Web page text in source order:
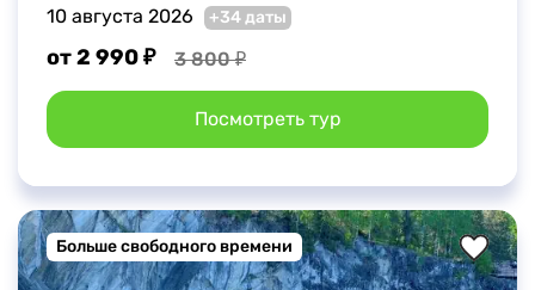
10 августа 2026 +34 даты
от 2 990 ₽ 3 800 ₽
Посмотреть тур
Больше свободного времени